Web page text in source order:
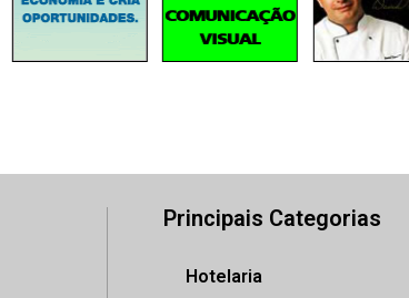
Principais Categorias
Hotelaria